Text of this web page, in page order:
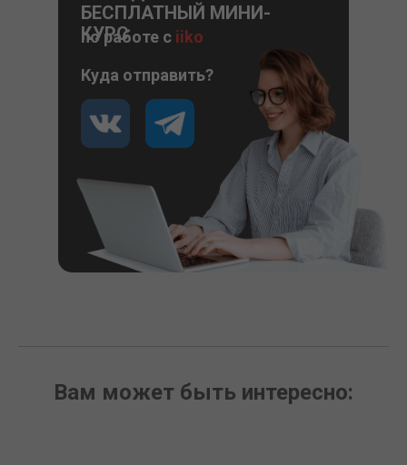
Куда отправить?
БЕСПЛАТНЫЙ МИНИ-
КУРС
по работе с iiko
Вам может быть интересно: